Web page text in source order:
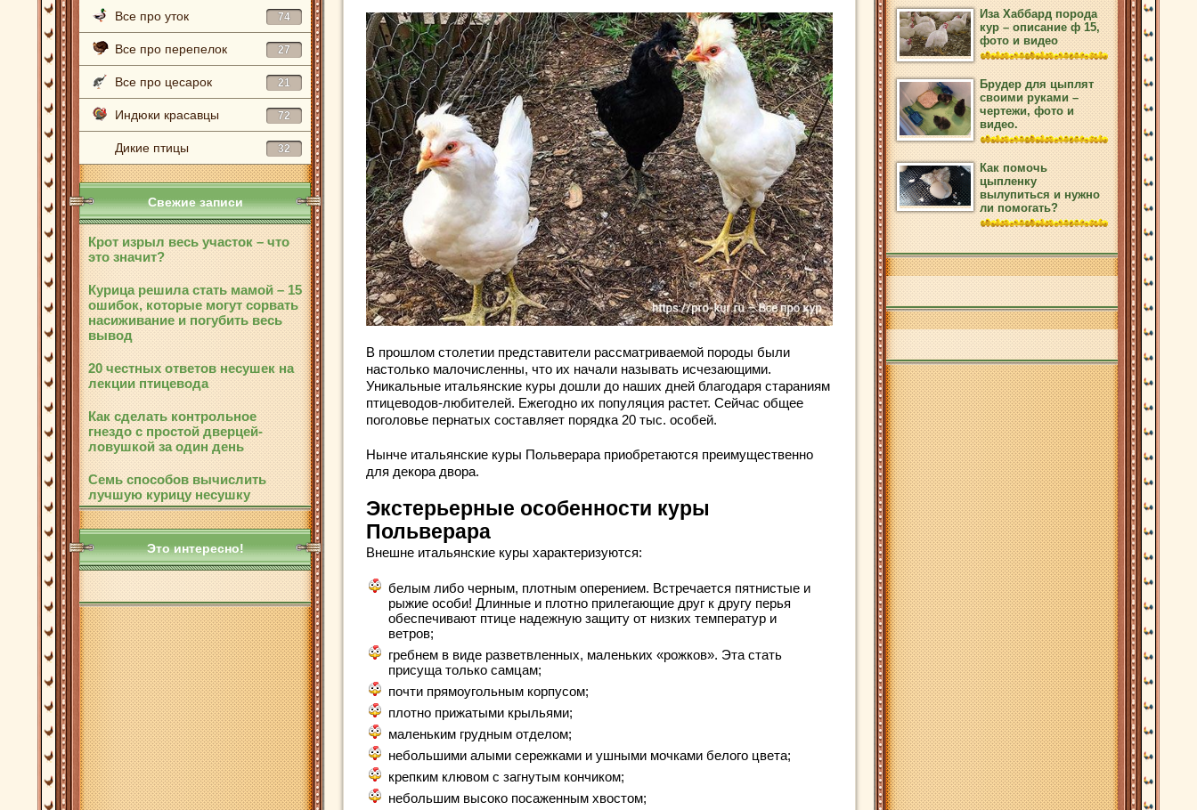
Все про уток 74
Все про перепелок 27
Все про цесарок 21
Индюки красавцы 72
Дикие птицы 32
Свежие записи
Крот изрыл весь участок – что
это значит?
Курица решила стать мамой – 15
ошибок, которые могут сорвать
насиживание и погубить весь
вывод
20 честных ответов несушек на
лекции птицевода
Как сделать контрольное
гнездо с простой дверцей-
ловушкой за один день
Семь способов вычислить
лучшую курицу несушку
Это интересно!
В прошлом столетии представители рассматриваемой породы были
настолько малочисленны, что их начали называть исчезающими.
Уникальные итальянские куры дошли до наших дней благодаря стараниям
птицеводов-любителей. Ежегодно их популяция растет. Сейчас общее
поголовье пернатых составляет порядка 20 тыс. особей.
Нынче итальянские куры Польверара приобретаются преимущественно
для декора двора.
Экстерьерные особенности куры
Польверара
Внешне итальянские куры характеризуются:
белым либо черным, плотным оперением. Встречается пятнистые и
рыжие особи! Длинные и плотно прилегающие друг к другу перья
обеспечивают птице надежную защиту от низких температур и
ветров;
гребнем в виде разветвленных, маленьких «рожков». Эта стать
присуща только самцам;
почти прямоугольным корпусом;
плотно прижатыми крыльями;
маленьким грудным отделом;
небольшими алыми сережками и ушными мочками белого цвета;
крепким клювом с загнутым кончиком;
небольшим высоко посаженным хвостом;
Иза Хаббард порода
кур – описание ф 15,
фото и видео
Брудер для цыплят
своими руками –
чертежи, фото и
видео.
Как помочь
цыпленку
вылупиться и нужно
ли помогать?